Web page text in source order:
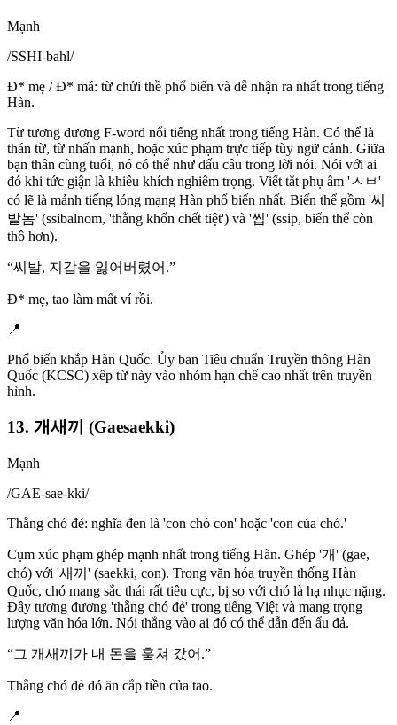
Mạnh
/SSHI-bahl/
Đ* mẹ / Đ* má: từ chửi thề phổ biến và dễ nhận ra nhất trong tiếng
Hàn.
Từ tương đương F-word nổi tiếng nhất trong tiếng Hàn. Có thể là
thán từ, từ nhấn mạnh, hoặc xúc phạm trực tiếp tùy ngữ cảnh. Giữa
bạn thân cùng tuổi, nó có thể như dấu câu trong lời nói. Nói với ai
đó khi tức giận là khiêu khích nghiêm trọng. Viết tắt phụ âm 'ㅅㅂ'
có lẽ là mảnh tiếng lóng mạng Hàn phổ biến nhất. Biến thể gồm '씨
발놈' (ssibalnom, 'thằng khốn chết tiệt') và '씹' (ssip, biến thể còn
thô hơn).
“씨발, 지갑을 잃어버렸어.”
Đ* mẹ, tao làm mất ví rồi.
📍
Phổ biến khắp Hàn Quốc. Ủy ban Tiêu chuẩn Truyền thông Hàn
Quốc (KCSC) xếp từ này vào nhóm hạn chế cao nhất trên truyền
hình.
13. 개새끼 (Gaesaekki)
Mạnh
/GAE-sae-kki/
Thằng chó đẻ: nghĩa đen là 'con chó con' hoặc 'con của chó.'
Cụm xúc phạm ghép mạnh nhất trong tiếng Hàn. Ghép '개' (gae,
chó) với '새끼' (saekki, con). Trong văn hóa truyền thống Hàn
Quốc, chó mang sắc thái rất tiêu cực, bị so với chó là hạ nhục nặng.
Đây tương đương 'thằng chó đẻ' trong tiếng Việt và mang trọng
lượng văn hóa lớn. Nói thẳng vào ai đó có thể dẫn đến ẩu đả.
“그 개새끼가 내 돈을 훔쳐 갔어.”
Thằng chó đẻ đó ăn cắp tiền của tao.
📍